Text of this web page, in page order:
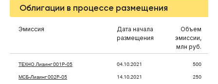
Облигации в процессе размещения
Эмиссия
Дата начала
размещения
Объем
эмиссии,
млн руб.
ТЕХНО Лизинг 001P-05 04.10.2021 500
МСБ-Лизинг 002P-05 14.10.2021 250